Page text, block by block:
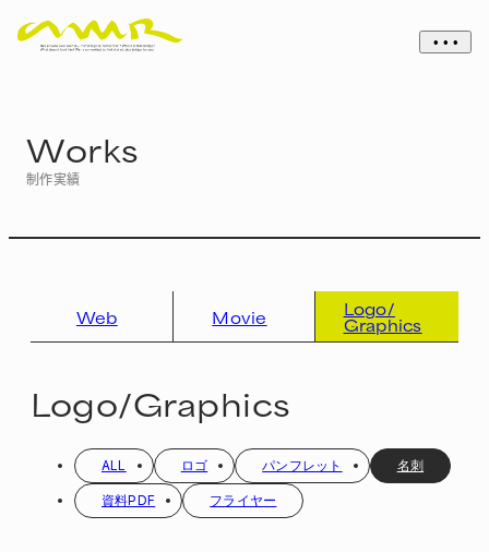
• • •
Works
制作実績
Web Movie Logo/
Graphics
Logo/Graphics
ALL ロゴ パンフレット 名刺
資料PDF フライヤー